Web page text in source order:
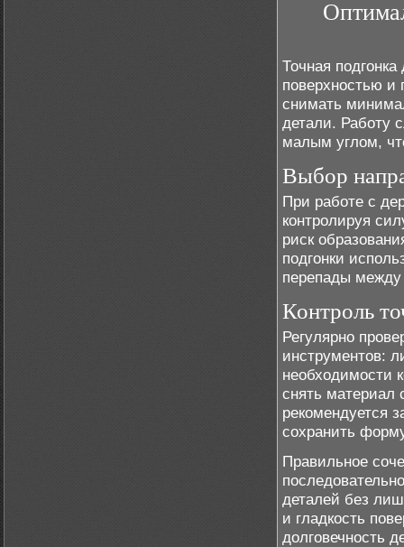
Точная
поверхностью и
снимать
детали. Работу
малым углом,
Выбор
При работе с
контролируя
риск
подгонки
перепады
Контроль
Регулярно
инструментов:
необходимости
снять материал
рекомендуется
сохранить
Правильное
деталей без
и гладкость
долговечность